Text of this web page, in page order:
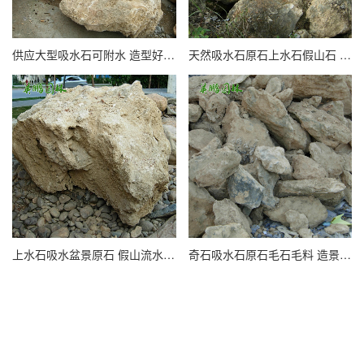
供应大型吸水石可附水 造型好吨位上水石 广 东景观石产地原石 天然吸水石原石上水石假山石 山水盆景假山造景大型流水景观石
上水石吸水盆景原石 假山流水喷泉鱼缸石头造景装饰摆件批发 奇石吸水石原石毛石毛料 造景盆景假山石微景观石头摆件配